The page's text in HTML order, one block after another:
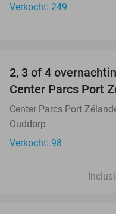
Verkocht: 249
2, 3 of 4
Center Parcs Port
Center Parcs Port
Ouddorp
Verkocht: 98